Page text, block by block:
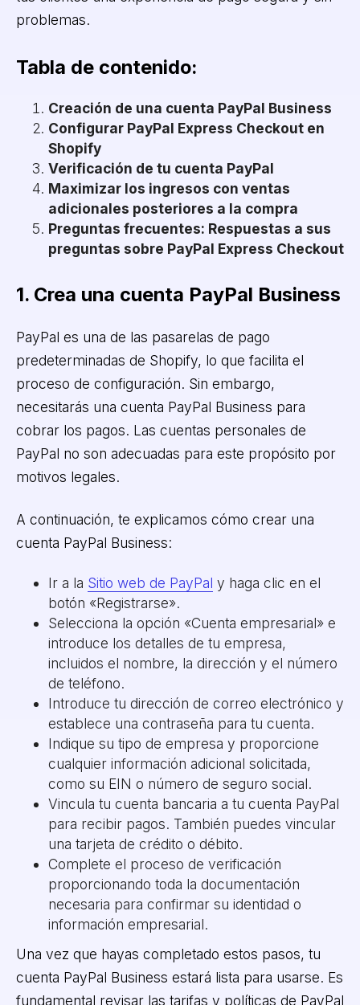
problemas.
Tabla de contenido:
Creación de una cuenta PayPal Business
Configurar PayPal Express Checkout en
Shopify
Verificación de tu cuenta PayPal
Maximizar los ingresos con ventas
adicionales posteriores a la compra
Preguntas frecuentes: Respuestas a sus
preguntas sobre PayPal Express Checkout
1. Crea una cuenta PayPal Business
PayPal es una de las pasarelas de pago
predeterminadas de Shopify, lo que facilita el
proceso de configuración. Sin embargo,
necesitarás una cuenta PayPal Business para
cobrar los pagos. Las cuentas personales de
PayPal no son adecuadas para este propósito por
motivos legales.
A continuación, te explicamos cómo crear una
cuenta PayPal Business:
Ir a la Sitio web de PayPal y haga clic en el
botón «Registrarse».
Selecciona la opción «Cuenta empresarial» e
introduce los detalles de tu empresa,
incluidos el nombre, la dirección y el número
de teléfono.
Introduce tu dirección de correo electrónico y
establece una contraseña para tu cuenta.
Indique su tipo de empresa y proporcione
cualquier información adicional solicitada,
como su EIN o número de seguro social.
Vincula tu cuenta bancaria a tu cuenta PayPal
para recibir pagos. También puedes vincular
una tarjeta de crédito o débito.
Complete el proceso de verificación
proporcionando toda la documentación
necesaria para confirmar su identidad o
información empresarial.
Una vez que hayas completado estos pasos, tu
cuenta PayPal Business estará lista para usarse. Es
fundamental revisar las tarifas y políticas de PayPal